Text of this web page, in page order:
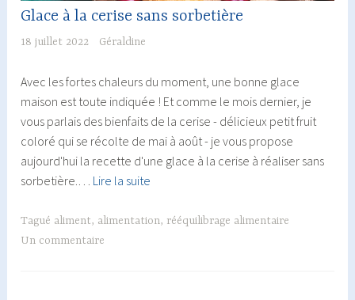
Glace à la cerise sans sorbetière
18 juillet 2022 Géraldine
Avec les fortes chaleurs du moment, une bonne glace
maison est toute indiquée ! Et comme le mois dernier, je
vous parlais des bienfaits de la cerise - délicieux petit fruit
coloré qui se récolte de mai à août - je vous propose
aujourd'hui la recette d'une glace à la cerise à réaliser sans
sorbetière.… Lire la suite
la
Tagué aliment, alimentation, rééquilibrage alimentaire
Un commentaire